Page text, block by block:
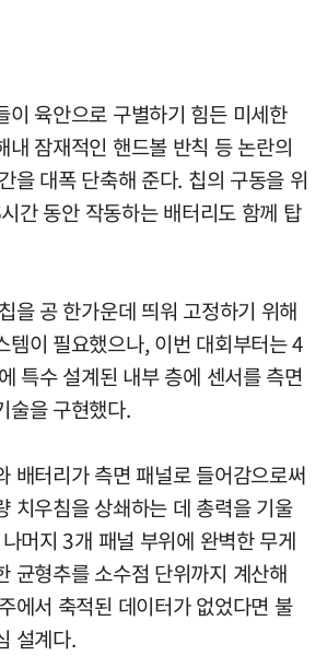
이 육안으로 구별하기 힘든 미세한
내 잠재적인 핸드볼 반칙 등 논란의
을 대폭 단축해 준다. 칩의 구동을 위
간 동안 작동하는 배터리도 함께 탑
을 공 한가운데 띄워 고정하기 위해
템이 필요했으나, 이번 대회부터는 4
특수 설계된 내부 층에 센서를 측면
술을 구현했다.
배터리가 측면 패널로 들어감으로써
치우침을 상쇄하는 데 총력을 기울
머지 3개 패널 부위에 완벽한 무게
균형추를 소수점 단위까지 계산해
에서 축적된 데이터가 없었다면 불
설계다.